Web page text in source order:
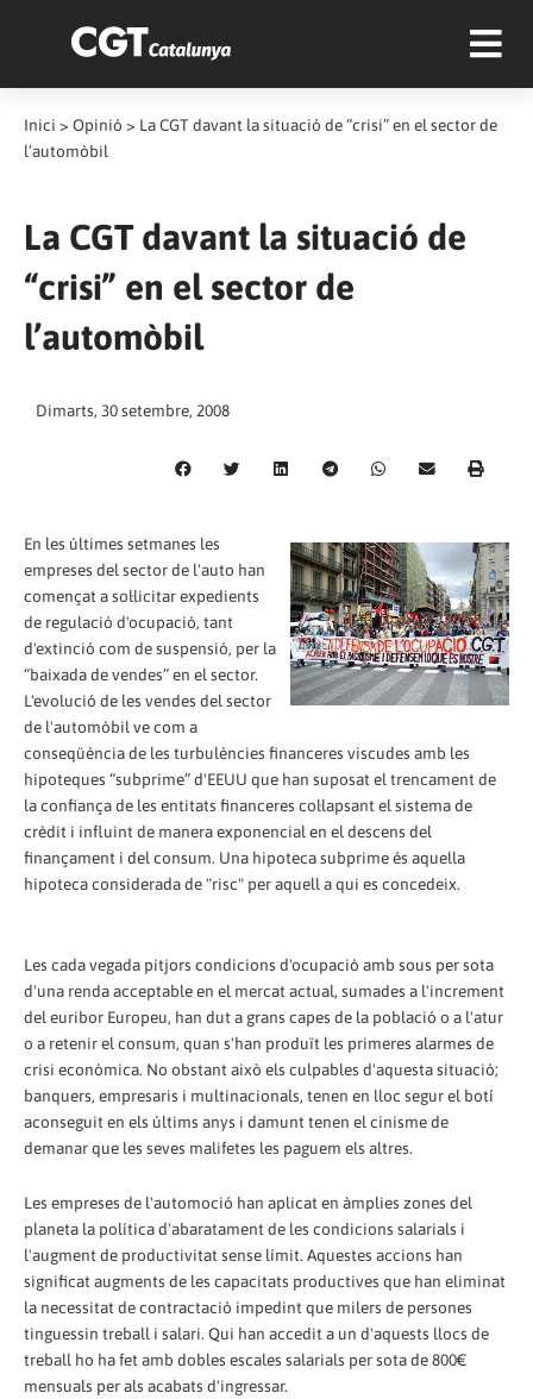
Inici > Opinió > La CGT davant la situació de “crisi” en el sector de
l’automòbil
La CGT davant la situació de
“crisi” en el sector de
l’automòbil
Dimarts, 30 setembre, 2008
En les últimes setmanes les
empreses del sector de l'auto han
començat a sol·licitar expedients
de regulació d'ocupació, tant
d'extinció com de suspensió, per la
“baixada de vendes” en el sector.
L'evolució de les vendes del sector
de l'automòbil ve com a
conseqüència de les turbulències financeres viscudes amb les
hipoteques “subprime” d'EEUU que han suposat el trencament de
la confiança de les entitats financeres col·lapsant el sistema de
crèdit i influint de manera exponencial en el descens del
finançament i del consum. Una hipoteca subprime és aquella
hipoteca considerada de "risc" per aquell a qui es concedeix.
Les cada vegada pitjors condicions d'ocupació amb sous per sota
d'una renda acceptable en el mercat actual, sumades a l'increment
del euribor Europeu, han dut a grans capes de la població o a l'atur
o a retenir el consum, quan s'han produït les primeres alarmes de
crisi econòmica. No obstant això els culpables d'aquesta situació;
banquers, empresaris i multinacionals, tenen en lloc segur el botí
aconseguit en els últims anys i damunt tenen el cinisme de
demanar que les seves malifetes les paguem els altres.
Les empreses de l'automoció han aplicat en àmplies zones del
planeta la política d'abaratament de les condicions salarials i
l'augment de productivitat sense límit. Aquestes accions han
significat augments de les capacitats productives que han eliminat
la necessitat de contractació impedint que milers de persones
tinguessin treball i salari. Qui han accedit a un d'aquests llocs de
treball ho ha fet amb dobles escales salarials per sota de 800€
mensuals per als acabats d'ingressar.